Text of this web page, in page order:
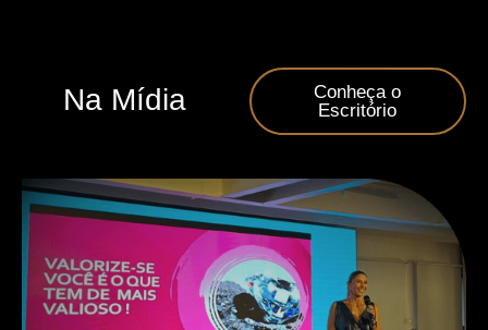
Na Mídia
Conheça o
Escritório